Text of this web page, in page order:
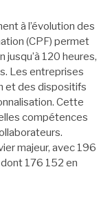
à l’évolution des
(CPF) permet
jusqu’à 120 heures,
Les entreprises
et des dispositifs
Cette
compétences
majeur, avec 196
176 152 en